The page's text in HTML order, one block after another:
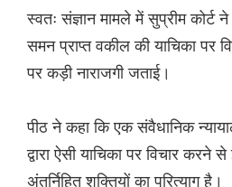
स्वतः संज्ञान मामले में सुप्रीम कोर्ट ने
समन प्राप्त वकील की याचिका पर
पर कड़ी नाराजगी जताई।
पीठ ने कहा कि एक संवैधानिक
द्वारा ऐसी याचिका पर विचार
अंतर्निहित शक्तियों का परित्याग है।